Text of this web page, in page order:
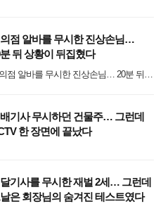
점 알바를 무시한 진상손님…
뒤 상황이 뒤집혔다
기사 무시하던 건물주… 그런데
한 장면에 끝났다
기사를 무시한 재벌 2세… 그런데
은 회장님의 숨겨진 테스트였다